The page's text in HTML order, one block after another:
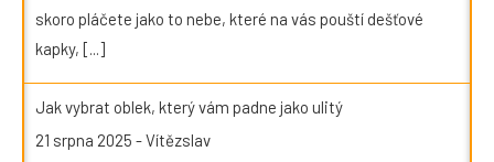
skoro pláčete jako to nebe, které na vás pouští dešťové
kapky, [...]
Jak vybrat oblek, který vám padne jako ulitý
21 srpna 2025 -Vítězslav